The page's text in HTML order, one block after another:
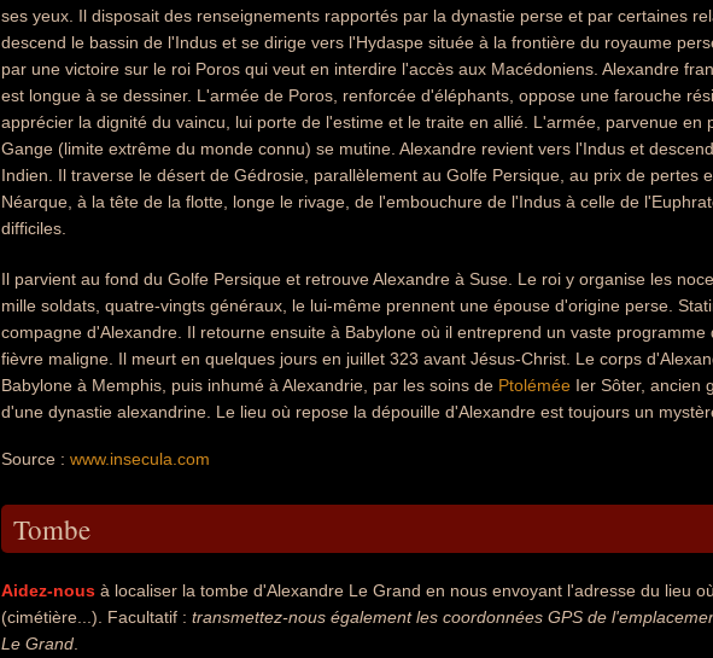
ses yeux. Il disposait des renseignements rapportés par la dynastie perse et par certaines
descend le bassin de l'Indus et se dirige vers l'Hydaspe située à la frontière du royaume
par une victoire sur le roi Poros qui veut en interdire l'accès aux Macédoniens. Alexandre
est longue à se dessiner. L'armée de Poros, renforcée d'éléphants, oppose une farouche
apprécier la dignité du vaincu, lui porte de l'estime et le traite en allié. L'armée, parvenue en
Gange (limite extrême du monde connu) se mutine. Alexandre revient vers l'Indus et
Indien. Il traverse le désert de Gédrosie, parallèlement au Golfe Persique, au prix de pertes
Néarque, à la tête de la flotte, longe le rivage, de l'embouchure de l'Indus à celle de
difficiles.
Il parvient au fond du Golfe Persique et retrouve Alexandre à Suse. Le roi y organise les
mille soldats, quatre-vingts généraux, le lui-même prennent une épouse d'origine perse.
compagne d'Alexandre. Il retourne ensuite à Babylone où il entreprend un vaste
fièvre maligne. Il meurt en quelques jours en juillet 323 avant Jésus-Christ. Le corps
Babylone à Memphis, puis inhumé à Alexandrie, par les soins de Ptolémée Ier Sôter, ancien
d'une dynastie alexandrine. Le lieu où repose la dépouille d'Alexandre est toujours un
Source : www.insecula.com
Tombe
Aidez-nous à localiser la tombe d'Alexandre Le Grand en nous envoyant l'adresse du lieu
(cimétière...). Facultatif : transmettez-nous également les coordonnées GPS de
Le Grand